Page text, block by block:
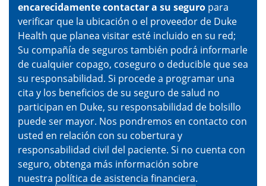
encarecidamente contactar a su seguro para
verificar que la ubicación o el proveedor de Duke
Health que planea visitar esté incluido en su red;
Su compañía de seguros también podrá informarle
de cualquier copago, coseguro o deducible que sea
su responsabilidad. Si procede a programar una
cita y los beneficios de su seguro de salud no
participan en Duke, su responsabilidad de bolsillo
puede ser mayor. Nos pondremos en contacto con
usted en relación con su cobertura y
responsabilidad civil del paciente. Si no cuenta con
seguro, obtenga más información sobre
nuestra política de asistencia financiera.